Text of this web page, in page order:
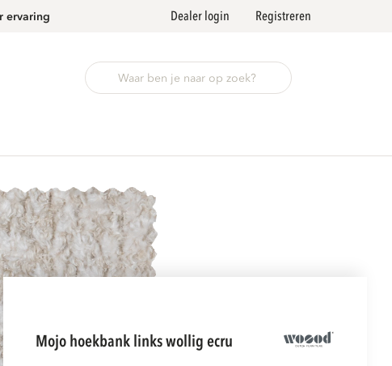
ervaring Dealer login Registreren
mojo hoekbank links wollig ecru